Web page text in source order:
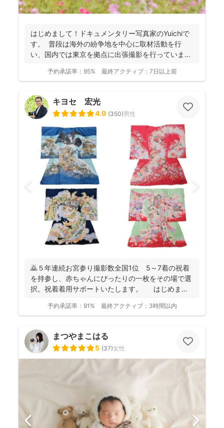
はじめまして！ドキュメンタリー写真家のYuichiで
す。 普段は海外の紛争地を中心に取材活動を行
い、国内では東京を拠点に出張撮影を行っていま
予約承諾率： 95% 最終アクティブ： 7日以上前
キヨセ 宏光
4.9 (350)男性
🙇５年連続お宮参り撮影数全国1位 5～7着の祝着
を持参し、赤ちゃんにぴったりの一枚をその場で選
択。祝着着用サポートいたします。 はじめまし
予約承諾率： 91% 最終アクティブ： 3時間以内
まつやまこはる
5 (37)女性